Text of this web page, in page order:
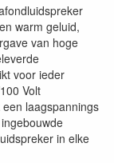
warm geluid,
van hoge
voor ieder
Volt
laagspannings
in elke